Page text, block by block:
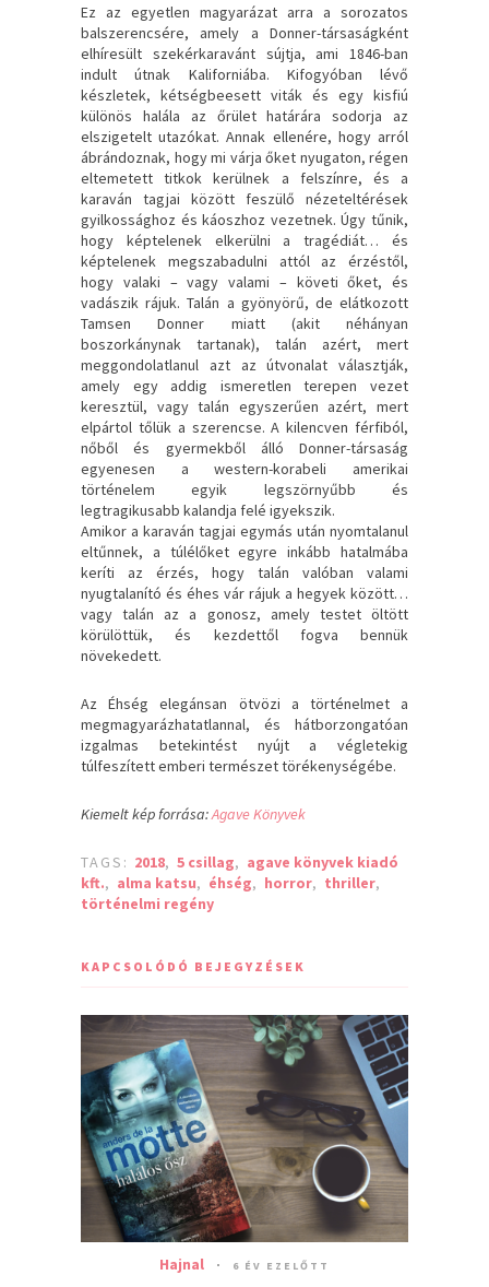
Ez az egyetlen magyarázat arra a sorozatos
balszerencsére, amely a Donner-társaságként
elhíresült szekérkaravánt sújtja, ami 1846-ban
indult útnak Kaliforniába. Kifogyóban lévő
készletek, kétségbeesett viták és egy kisfiú
különös halála az őrület határára sodorja az
elszigetelt utazókat. Annak ellenére, hogy arról
ábrándoznak, hogy mi várja őket nyugaton, régen
eltemetett titkok kerülnek a felszínre, és a
karaván tagjai között feszülő nézeteltérések
gyilkossághoz és káoszhoz vezetnek. Úgy tűnik,
hogy képtelenek elkerülni a tragédiát… és
képtelenek megszabadulni attól az érzéstől,
hogy valaki – vagy valami – követi őket, és
vadászik rájuk. Talán a gyönyörű, de elátkozott
Tamsen Donner miatt (akit néhányan
boszorkánynak tartanak), talán azért, mert
meggondolatlanul azt az útvonalat választják,
amely egy addig ismeretlen terepen vezet
keresztül, vagy talán egyszerűen azért, mert
elpártol tőlük a szerencse. A kilencven férfiból,
nőből és gyermekből álló Donner-társaság
egyenesen a western-korabeli amerikai
történelem egyik legszörnyűbb és
legtragikusabb kalandja felé igyekszik.
Amikor a karaván tagjai egymás után nyomtalanul
eltűnnek, a túlélőket egyre inkább hatalmába
keríti az érzés, hogy talán valóban valami
nyugtalanító és éhes vár rájuk a hegyek között…
vagy talán az a gonosz, amely testet öltött
körülöttük, és kezdettől fogva bennük
növekedett.
Az Éhség elegánsan ötvözi a történelmet a
megmagyarázhatatlannal, és hátborzongatóan
izgalmas betekintést nyújt a végletekig
túlfeszített emberi természet törékenységébe.
Kiemelt kép forrása:Agave Könyvek
TAGS: 2018, 5 csillag, agave könyvek kiadó
kft., alma katsu, éhség, horror, thriller,
történelmi regény
KAPCSOLÓDÓ BEJEGYZÉSEK
Hajnal 6 ÉV EZELŐTT